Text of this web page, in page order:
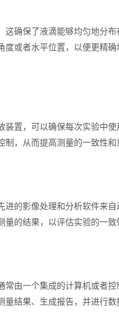
确保了液滴能够均匀地分布
或者水平位置，以便更精
置，可以确保每次实验中使
，从而提高测量的一致性和
的影像处理和分析软件来自
的结果，以评估实验的一致
由一个集成的计算机或者控
结果、生成报告，并进行